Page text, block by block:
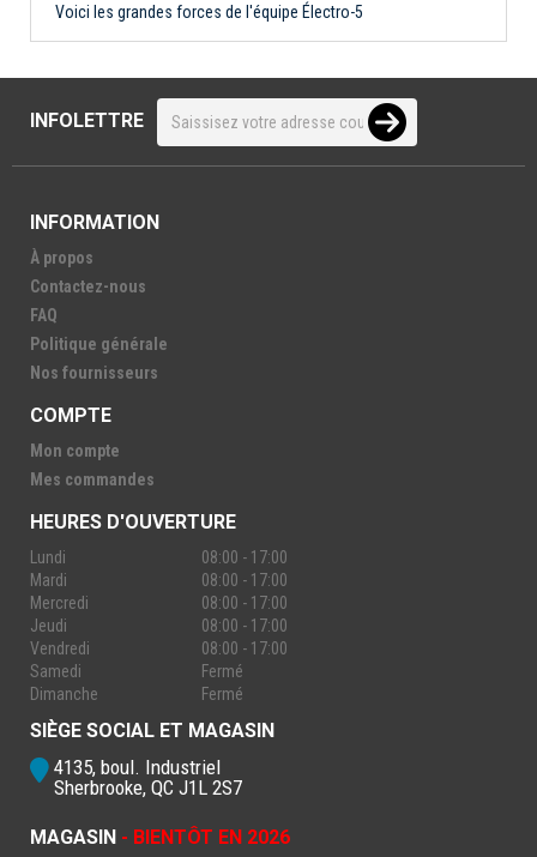
Voici les grandes forces de l'équipe Électro-5
INFOLETTRE
INFORMATION
À propos
Contactez-nous
FAQ
Politique générale
Nos fournisseurs
COMPTE
Mon compte
Mes commandes
HEURES D'OUVERTURE
Lundi
08:00 - 17:00
Mardi
08:00 - 17:00
Mercredi
08:00 - 17:00
Jeudi
08:00 - 17:00
Vendredi
08:00 - 17:00
Samedi
Fermé
Dimanche
Fermé
SIÈGE SOCIAL ET MAGASIN
4135, boul. Industriel
Sherbrooke, QC J1L 2S7
MAGASIN - BIENTÔT EN 2026